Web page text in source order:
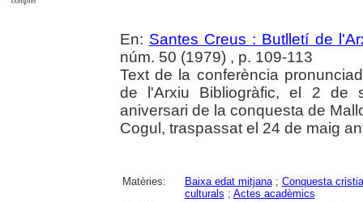
En: Santes Creus : Butlletí de
núm. 50 (1979) , p. 109-113
Text de la conferència
de l'Arxiu Bibliogràfic, el 2 de
aniversari de la conquesta de
Cogul, traspassat el 24 de maig
Matèries: Baixa edat mitjana; Conquesta
culturals ; Actes acadèmics